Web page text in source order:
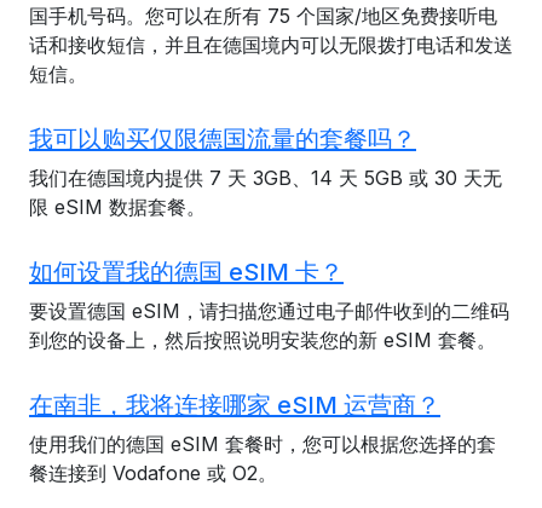
国手机号码。您可以在所有 75 个国家/地区免费接听电
话和接收短信，并且在德国境内可以无限拨打电话和发送
短信。
我可以购买仅限德国流量的套餐吗？
我们在德国境内提供 7 天 3GB、14 天 5GB 或 30 天无
限 eSIM 数据套餐。
如何设置我的德国 eSIM 卡？
要设置德国 eSIM，请扫描您通过电子邮件收到的二维码
到您的设备上，然后按照说明安装您的新 eSIM 套餐。
在南非，我将连接哪家 eSIM 运营商？
使用我们的德国 eSIM 套餐时，您可以根据您选择的套
餐连接到 Vodafone 或 O2。